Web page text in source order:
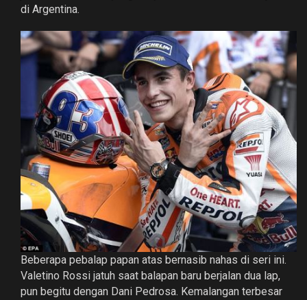
di Argentina.
Beberapa pebalap papan atas bernasib nahas di seri ini.
Valetino Rossi jatuh saat balapan baru berjalan dua lap,
pun begitu dengan Dani Pedrosa. Kemalangan terbesar